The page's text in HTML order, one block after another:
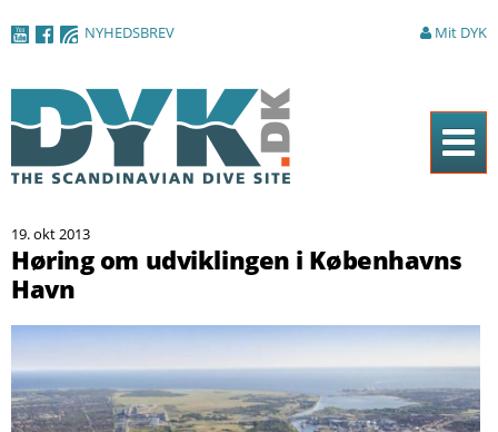
NYHEDSBREV Mit DYK
Magasinet
Nyheder
Artikler
DYK Guiden
Shop
19. okt 2013
Høring om udviklingen i Københavns
Havn